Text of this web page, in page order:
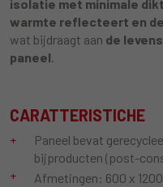
isolatie met minimale
warmte reflecteert en
wat bijdraagt aan de
paneel.
CARATTERISTICHE
Paneel bevat
bijproducten (post-
Afmetingen: 600 x